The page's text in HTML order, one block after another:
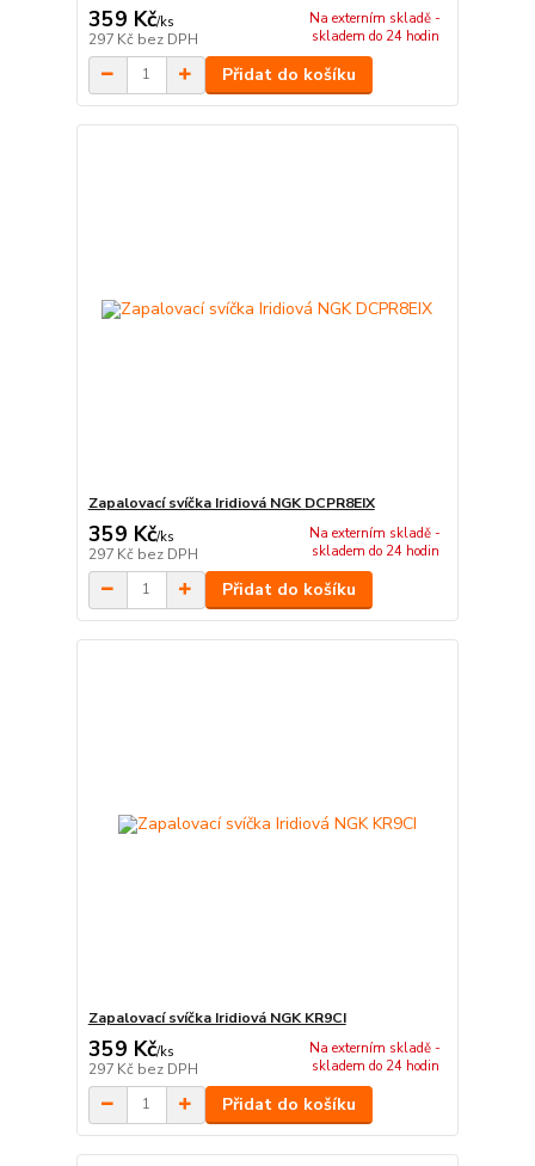
359 Kč/ks
297 Kč bez DPH
Na externím skladě -
skladem do 24 hodin
Přidat do košíku
Zapalovací svíčka Iridiová NGK DCPR8EIX
359 Kč/ks
297 Kč bez DPH
Na externím skladě -
skladem do 24 hodin
Přidat do košíku
Zapalovací svíčka Iridiová NGK KR9CI
359 Kč/ks
297 Kč bez DPH
Na externím skladě -
skladem do 24 hodin
Přidat do košíku